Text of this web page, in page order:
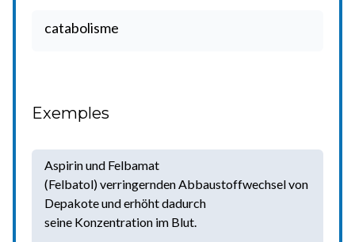
catabolisme
Exemples
Aspirin und Felbamat
(Felbatol) verringernden Abbaustoffwechsel von
Depakote und erhöht dadurch
seine Konzentration im Blut.